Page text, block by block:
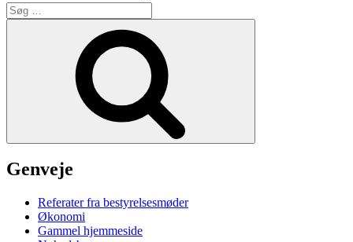
Søg
efter:
Genveje
Referater fra bestyrelsesmøder
Økonomi
Gammel hjemmeside